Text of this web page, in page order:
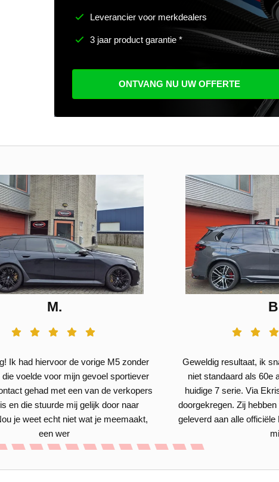
Leverancier voor merkdealers
3 jaar product garantie *
ONTVANG NU UW OFFERTE
M.
Ik had hiervoor de vorige M5 zonder
die voelde voor mijn gevoel sportiever
gehad met een van de verkopers
en die stuurde mij gelijk door naar
je weet echt niet wat je meemaakt,
een wer
Geweldig resultaat, ik
niet standaard als 60e
huidige 7 serie. Via
doorgekregen. Zij
geleverd aan alle
mi